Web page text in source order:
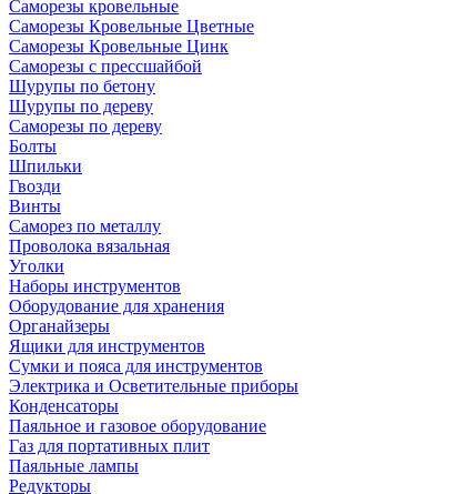
Саморезы кровельные
Саморезы Кровельные Цветные
Саморезы Кровельные Цинк
Саморезы с прессшайбой
Шурупы по бетону
Шурупы по дереву
Саморезы по дереву
Болты
Шпильки
Гвозди
Винты
Саморез по металлу
Проволока вязальная
Уголки
Наборы инструментов
Оборудование для хранения
Органайзеры
Ящики для инструментов
Сумки и пояса для инструментов
Электрика и Осветительные приборы
Конденсаторы
Паяльное и газовое оборудование
Газ для портативных плит
Паяльные лампы
Редукторы